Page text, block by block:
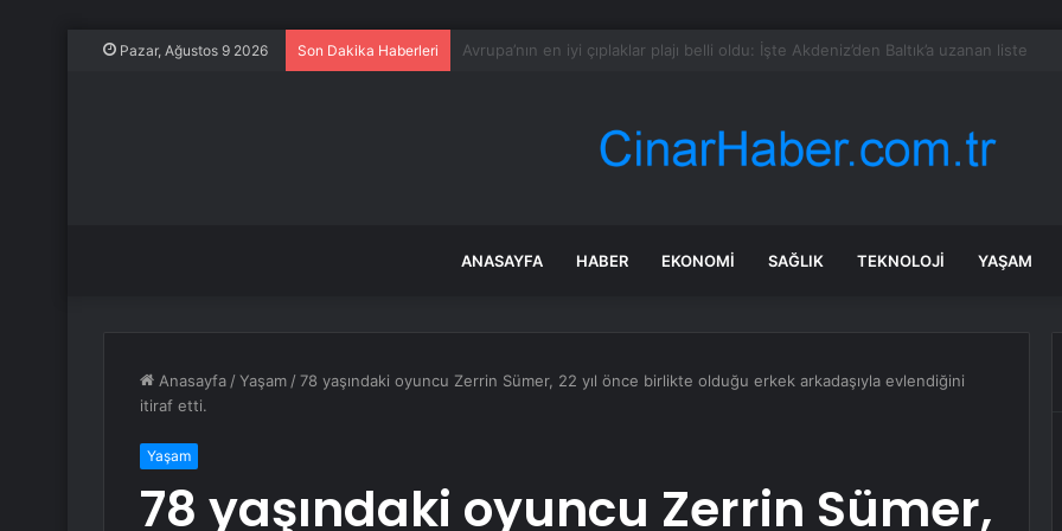
Pazar, Ağustos 9 2026 Son Dakika Haberleri Satarken asla zarar ettirmeyen ikinci el araçlar
ANASAYFA HABER EKONOMI SAĞLIK TEKNOLOJI YAŞAM
Anasayfa /Yaşam /78 yaşındaki oyuncu Zerrin Sümer, 22 yıl önce birlikte olduğu erkek arkadaşıyla evlendiğini
itiraf etti.
Yaşam
78 yaşındaki oyuncu Zerrin Sümer,